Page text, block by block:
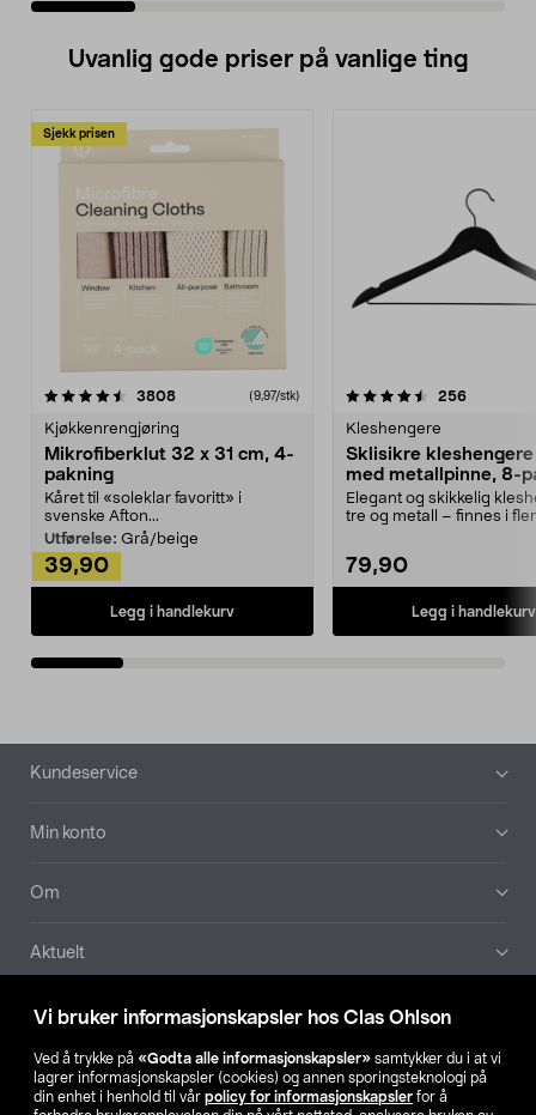
Vi bruker informasjonskapsler hos Clas Ohlson
Ved å trykke på «Godta alle informasjonskapsler» samtykker du i at vi
lagrer informasjonskapsler (cookies) og annen sporingsteknologi på
din enhet i henhold til vår policy for informasjonskapsler for å
Uvanlig gode priser på vanlige ting
Sjekk prisen
3808anmeldelser(9,97/stk)
Kjøkkenrengjøring
Mikrofiberklut 32 x 31 cm, 4-
pakning
Kåret til «soleklar favoritt» i
svenske Afton...
Utførelse: Grå/beige
39,90
Legg i handlekurv
4.5av 5 stjerner 256
Kleshengere
Sklisikre
med metallpinne, 8-
Elegant og skikkelig
tre og metall – finnes i
79,90
Legg i handlekurv
4.5av 5 stjerner
Bunntekst
Kundeservice
Min konto
Om
Aktuelt
Våre selskaper
Finn din butikk